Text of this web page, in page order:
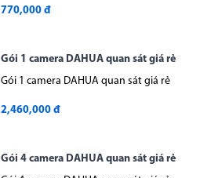
770,000 đ
Gói 1 camera DAHUA quan sát giá rẻ
Gói 1 camera DAHUA quan sát giá rẻ
2,460,000 đ
Gói 4 camera DAHUA quan sát giá rẻ